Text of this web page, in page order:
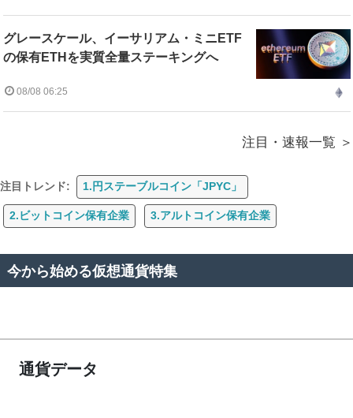
グレースケール、イーサリアム・ミニETF
の保有ETHを実質全量ステーキングへ
08/08 06:25
注目・速報一覧
注目トレンド: 1.円ステーブルコイン「JPYC」
2.ビットコイン保有企業 3.アルトコイン保有企業
今から始める仮想通貨特集
通貨データ